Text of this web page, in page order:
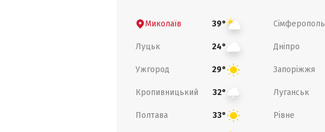
Миколаїв 39° Сімферополь
Луцьк 24° Дніпро
Ужгород 29° Запоріжжя
Кропивницький 32° Луганськ
Полтава 33° Рівне